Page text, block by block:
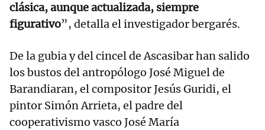
clásica, aunque actualizada, siempre
figurativo”, detalla el investigador bergarés.
De la gubia y del cincel de Ascasibar han salido
los bustos del antropólogo José Miguel de
Barandiaran, el compositor Jesús Guridi, el
pintor Simón Arrieta, el padre del
cooperativismo vasco José María